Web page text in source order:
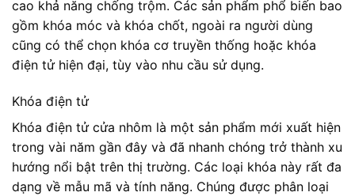
cao khả năng chống trộm. Các sản phẩm phổ biến bao
gồm khóa móc và khóa chốt, ngoài ra người dùng
cũng có thể chọn khóa cơ truyền thống hoặc khóa
điện tử hiện đại, tùy vào nhu cầu sử dụng.
Khóa điện tử
Khóa điện tử cửa nhôm là một sản phẩm mới xuất hiện
trong vài năm gần đây và đã nhanh chóng trở thành xu
hướng nổi bật trên thị trường. Các loại khóa này rất đa
dạng về mẫu mã và tính năng. Chúng được phân loại